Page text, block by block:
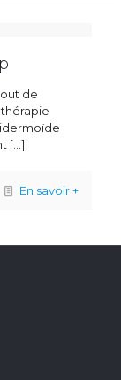
de
[…]
En savoir +